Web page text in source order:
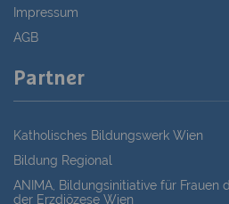
Impressum
AGB
Partner
Katholisches Bildungswerk Wien
Bildung Regional
ANIMA, Bildungsinitiative für Frauen
der Erzdiözese Wien